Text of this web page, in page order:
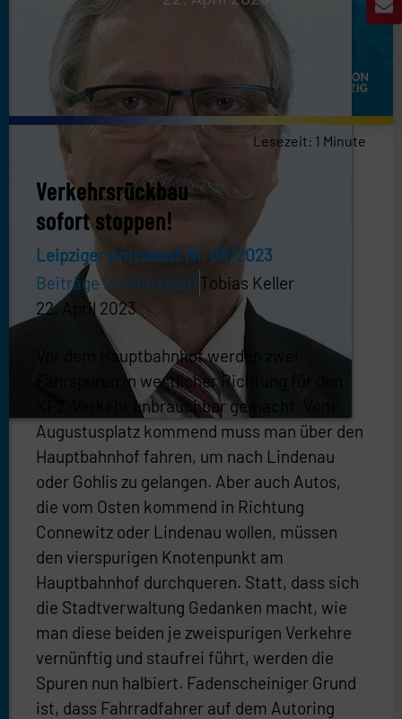
Lesezeit: 1 Minute
Verkehrsrückbau
sofort stoppen!
Leipziger Amtsblatt Nr. 08/2023
Beiträge im AmtsblattTobias Keller
22. April 2023
Vor dem Hauptbahnhof werden zwei
Fahrspuren in westlicher Richtung für den
KFZ-Verkehr unbrauchbar gemacht. Vom
Augustusplatz kommend muss man über den
Hauptbahnhof fahren, um nach Lindenau
oder Gohlis zu gelangen. Aber auch Autos,
die vom Osten kommend in Richtung
Connewitz oder Lindenau wollen, müssen
den vierspurigen Knotenpunkt am
Hauptbahnhof durchqueren. Statt, dass sich
die Stadtverwaltung Gedanken macht, wie
man diese beiden je zweispurigen Verkehre
vernünftig und staufrei führt, werden die
Spuren nun halbiert. Fadenscheiniger Grund
ist, dass Fahrradfahrer auf dem Autoring